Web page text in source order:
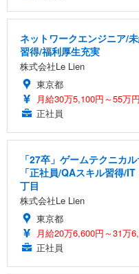
ネットワークエンジニア/
習得/福利厚生充実
株式会社Le Lien
東京都
月給30万5,100円～55万円
正社員
「27卒」ゲームテクニカ
「正社員/QAスキル習得/
丁目
株式会社Le Lien
東京都
月給20万6,600円～31万
正社員